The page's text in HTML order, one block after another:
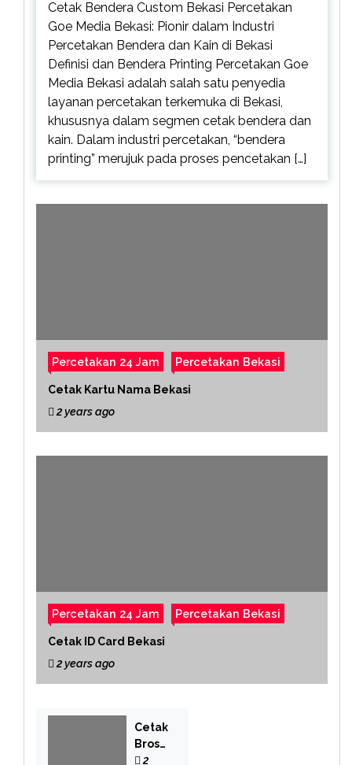
Cetak Bendera Custom Bekasi Percetakan
Goe Media Bekasi: Pionir dalam Industri
Percetakan Bendera dan Kain di Bekasi
Definisi dan Bendera Printing Percetakan Goe
Media Bekasi adalah salah satu penyedia
layanan percetakan terkemuka di Bekasi,
khususnya dalam segmen cetak bendera dan
kain. Dalam industri percetakan, “bendera
printing” merujuk pada proses pencetakan […]
Percetakan 24 Jam Percetakan Bekasi
Cetak Kartu Nama Bekasi
2 years ago
Percetakan 24 Jam Percetakan Bekasi
Cetak ID Card Bekasi
2 years ago
Cetak
Brosu
r 2